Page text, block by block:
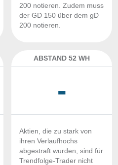
200 notieren. Zudem muss
der GD 150 über dem gD
200 notieren.
ABSTAND 52 WH
-
Aktien, die zu stark von
ihren Verlaufhochs
abgestraft wurden, sind für
Trendfolge-Trader nicht